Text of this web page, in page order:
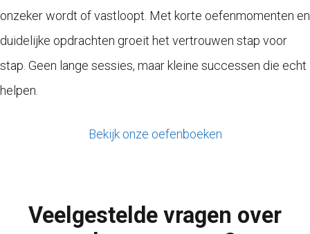
onzeker wordt of vastloopt. Met korte oefenmomenten en
duidelijke opdrachten groeit het vertrouwen stap voor
stap. Geen lange sessies, maar kleine successen die echt
helpen.
Bekijk onze oefenboeken
Veelgestelde vragen over